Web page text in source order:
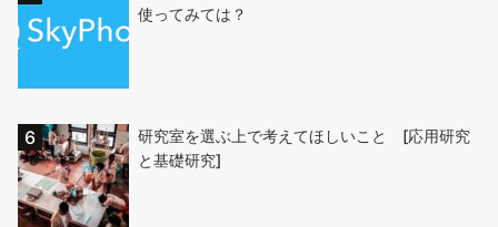
使ってみては？
研究室を選ぶ上で考えてほしいこと [応用研究
と基礎研究]